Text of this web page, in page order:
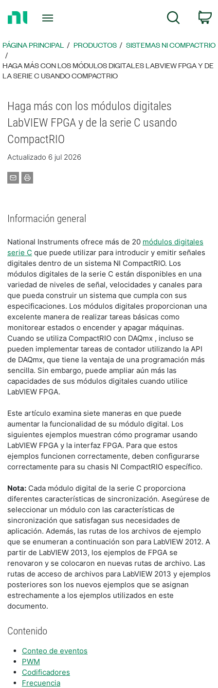
página
principal
Búsqueda
PÁGINA PRINCIPAL PRODUCTOS SISTEMAS NI COMPACTRIO
HAGA MÁS CON LOS MÓDULOS DIGITALES LABVIEW FPGA Y DE
LA SERIE C USANDO COMPACTRIO
Haga más con los módulos digitales
LabVIEW FPGA y de la serie C usando
CompactRIO
Actualizado 6 jul 2026
Información general
National Instruments ofrece más de 20 módulos digitales
serie C que puede utilizar para introducir y emitir señales
digitales dentro de un sistema NI CompactRIO. Los
módulos digitales de la serie C están disponibles en una
variedad de niveles de señal, velocidades y canales para
que pueda construir un sistema que cumpla con sus
especificaciones. Los módulos digitales proporcionan una
excelente manera de realizar tareas básicas como
monitorear estados o encender y apagar máquinas.
Cuando se utiliza CompactRIO con DAQmx , incluso se
pueden implementar tareas de contador utilizando la API
de DAQmx, que tiene la ventaja de una programación más
sencilla. Sin embargo, puede ampliar aún más las
capacidades de sus módulos digitales cuando utilice
LabVIEW FPGA.
Este artículo examina siete maneras en que puede
aumentar la funcionalidad de su módulo digital. Los
siguientes ejemplos muestran cómo programar usando
LabVIEW FPGA y la interfaz FPGA. Para que estos
ejemplos funcionen correctamente, deben configurarse
correctamente para su chasis NI CompactRIO específico.
Nota: Cada módulo digital de la serie C proporciona
diferentes características de sincronización. Asegúrese de
seleccionar un módulo con las características de
sincronización que satisfagan sus necesidades de
aplicación. Además, las rutas de los archivos de ejemplo
que se enumeran a continuación son para LabVIEW 2012. A
partir de LabVIEW 2013, los ejemplos de FPGA se
renovaron y se colocaron en nuevas rutas de archivo. Las
rutas de acceso de archivos para LabVIEW 2013 y ejemplos
posteriores son los nuevos ejemplos que se asignan
estrechamente a los ejemplos utilizados en este
documento.
Contenido
Conteo de eventos
PWM
Codificadores
Frecuencia